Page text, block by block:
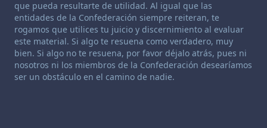
que pueda resultarte de utilidad. Al igual que las
entidades de la Confederación siempre reiteran, te
rogamos que utilices tu juicio y discernimiento al evaluar
este material. Si algo te resuena como verdadero, muy
bien. Si algo no te resuena, por favor déjalo atrás, pues ni
nosotros ni los miembros de la Confederación desearíamos
ser un obstáculo en el camino de nadie.